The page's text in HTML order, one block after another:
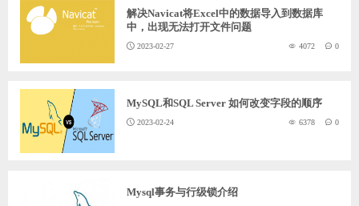
解决Navicat将Excel中的数据导入到数据库
中，出现无法打开文件问题
2023-02-27 4072 0
MySQL和SQL Server 如何改变字段的顺序
2023-02-24 6378 0
Mysql事务与行级锁介绍